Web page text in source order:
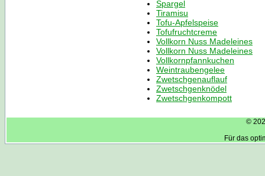
Spargel
Tiramisu
Tofu-Apfelspeise
Tofufruchtcreme
Vollkorn Nuss Madeleines
Vollkorn Nuss Madeleines
Vollkornpfannkuchen
Weintraubengelee
Zwetschgenauflauf
Zwetschgenknödel
Zwetschgenkompott
©
Für das